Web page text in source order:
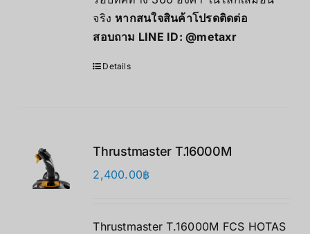
จริง หากสนใจสินค้าโปรดติดต่อ
สอบถาม LINE ID:@metaxr
Details
Thrustmaster T.16000M
2,400.00฿
Thrustmaster T.16000M FCS HOTAS